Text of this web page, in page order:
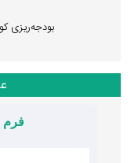
بودجه‌ریزی
فرم